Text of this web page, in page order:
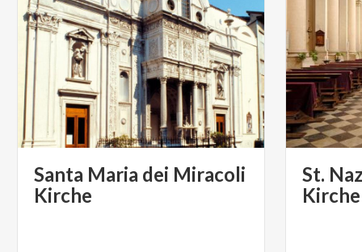
Santa Maria dei Miracoli
Kirche
St.
Kirche